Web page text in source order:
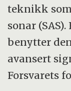
teknikk
sonar
benytter
avansert
Forsvarets